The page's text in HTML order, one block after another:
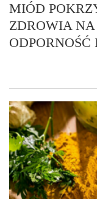
MIÓD
ZDROWIA